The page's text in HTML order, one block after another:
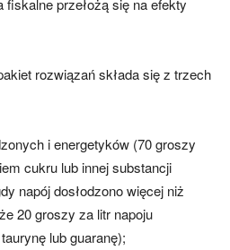
przełożą się na efekty
rozwiązań składa się z trzech
i energetyków (70 groszy
cukru lub innej substancji
napój dosłodzono więcej niż
20 groszy za litr napoju
lub guaranę);